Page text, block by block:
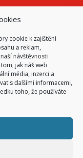
cookie k zajištění
a reklam,
návštěvnosti
jak náš web
média, inzerci a
s dalšími informacemi,
toho, že používáte
najdete
Moravě